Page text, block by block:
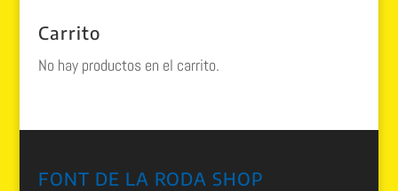
Carrito
No hay productos en el carrito.
FONT DE LA RODA SHOP